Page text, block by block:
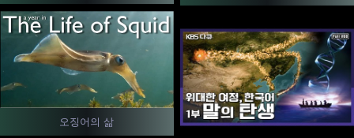
오징어의 삶